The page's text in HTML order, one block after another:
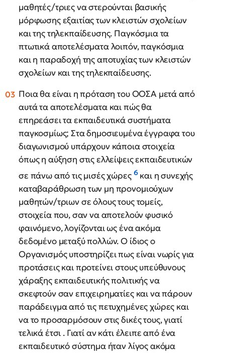
μαθητές/τριες να στερούνται βασικής
μόρφωσης εξαιτίας των κλειστών σχολείων
και της τηλεκπαίδευσης. Παγκόσμια τα
πτωτικά αποτελέσματα λοιπόν, παγκόσμια
και η παραδοχή της αποτυχίας των κλειστών
σχολείων και της τηλεκπαίδευσης.
Ποια θα είναι η πρόταση του ΟΟΣΑ μετά από
αυτά τα αποτελέσματα και πώς θα
επηρεάσει τα εκπαιδευτικά συστήματα
παγκοσμίως; Στα δημοσιευμένα έγγραφα του
διαγωνισμού υπάρχουν κάποια στοιχεία
όπως η αύξηση στις ελλείψεις εκπαιδευτικών
σε πάνω από τις μισές χώρες 6και η συνεχής
καταβαράθρωση των μη προνομιούχων
μαθητών/τριων σε όλους τους τομείς,
στοιχεία που, σαν να αποτελούν φυσικό
φαινόμενο, λογίζονται ως ένα ακόμα
δεδομένο μεταξύ πολλών. Ο ίδιος ο
Οργανισμός υποστηρίζει πως είναι νωρίς για
προτάσεις και προτείνει στους υπεύθυνους
χάραξης εκπαιδευτικής πολιτικής να
σκεφτούν σαν επιχειρηματίες και να πάρουν
παράδειγμα από τις πετυχημένες χώρες και
να το προσαρμόσουν στις δικές τους, γιατί
τελικά έτσι . Γιατί αν κάτι έλειπε από ένα
εκπαιδευτικό σύστημα ήταν λίγος ακόμα